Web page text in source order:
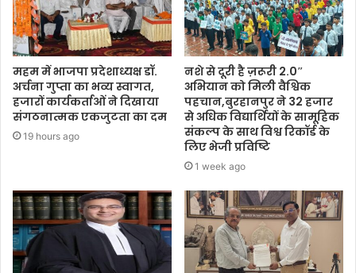
महम में भाजपा प्रदेशाध्यक्ष डॉ.
अर्चना गुप्ता का भव्य स्वागत,
हजारों कार्यकर्ताओं ने दिखाया
संगठनात्मक एकजुटता का दम
19 hours ago
नशे से दूरी है ज़रूरी 2.0″
अभियान को मिली वैश्विक
पहचान,बुरहानपुर ने 32 हजार
से अधिक विद्यार्थियों के सामूहिक
संकल्प के साथ विश्व रिकॉर्ड के
लिए भेजी प्रविष्टि
1 week ago